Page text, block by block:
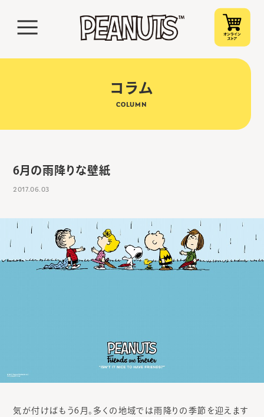
コラム
COLUMN
6月の雨降りな壁紙
2017.06.03
気が付けばもう6月。多くの地域では雨降りの季節を迎えます